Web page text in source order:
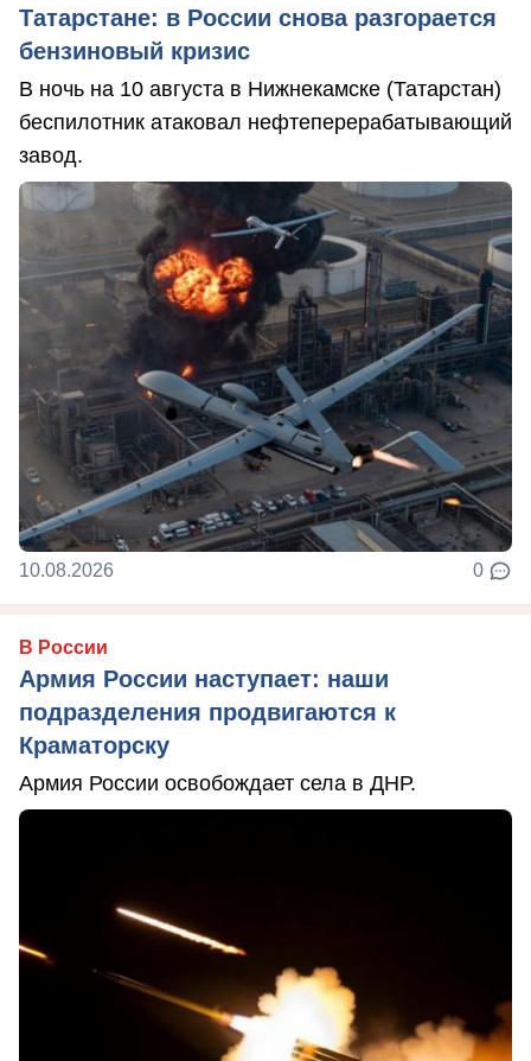
Татарстане: в России снова разгорается
бензиновый кризис
В ночь на 10 августа в Нижнекамске (Татарстан)
беспилотник атаковал нефтеперерабатывающий
завод.
10.08.2026 0
В России
Армия России наступает: наши
подразделения продвигаются к
Краматорску
Армия России освобождает села в ДНР.